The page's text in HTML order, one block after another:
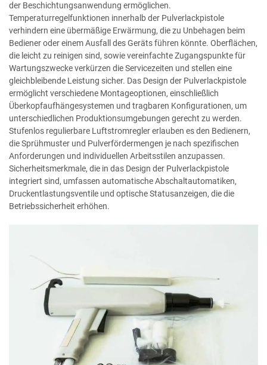
der Beschichtungsanwendung ermöglichen.
Temperaturregelfunktionen innerhalb der Pulverlackpistole
verhindern eine übermäßige Erwärmung, die zu Unbehagen beim
Bediener oder einem Ausfall des Geräts führen könnte. Oberflächen,
die leicht zu reinigen sind, sowie vereinfachte Zugangspunkte für
Wartungszwecke verkürzen die Servicezeiten und stellen eine
gleichbleibende Leistung sicher. Das Design der Pulverlackpistole
ermöglicht verschiedene Montageoptionen, einschließlich
Überkopfaufhängesystemen und tragbaren Konfigurationen, um
unterschiedlichen Produktionsumgebungen gerecht zu werden.
Stufenlos regulierbare Luftstromregler erlauben es den Bedienern,
die Sprühmuster und Pulverfördermengen je nach spezifischen
Anforderungen und individuellen Arbeitsstilen anzupassen.
Sicherheitsmerkmale, die in das Design der Pulverlackpistole
integriert sind, umfassen automatische Abschaltautomatiken,
Druckentlastungsventile und optische Statusanzeigen, die die
Betriebssicherheit erhöhen.